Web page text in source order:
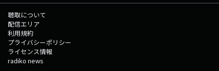
聴取について
配信エリア
利用規約
プライバシーポリシー
ライセンス情報
radiko news